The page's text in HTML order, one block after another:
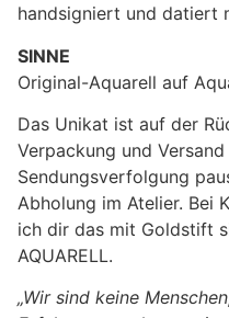
handsigniert und datiert
SINNE
Original-Aquarell auf
Das Unikat ist auf der
Verpackung und
Sendungsverfolgung
Abholung im Atelier. Bei
ich dir das mit Goldstift
AQUARELL.
„Wir sind keine